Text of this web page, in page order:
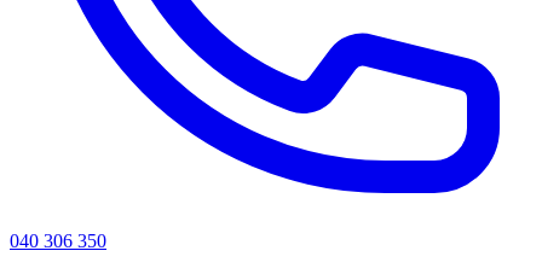
040 306 350